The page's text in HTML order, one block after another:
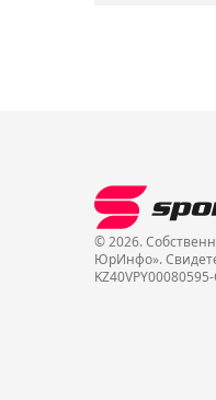
© 2026.
ЮрИнфо».